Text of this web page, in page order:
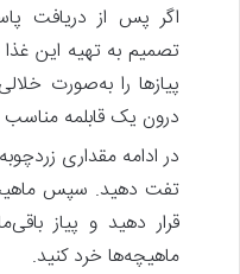
اگر پس‌ از دریافت
پیازها را به‌صورت
درون یک قابلمه
تفت دهید. سپس
قرار دهید و پیاز
ماهیچه‌ها خرد کنید.